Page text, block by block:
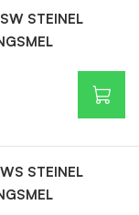
STEINEL
STEINEL